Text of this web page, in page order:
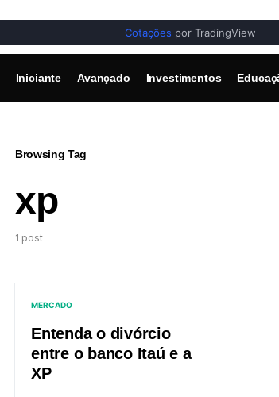
Cotações por TradingView
Iniciante Avançado Investimentos
Browsing Tag
xp
1 post
MERCADO
Entenda o divórcio
entre o banco Itaú e a
XP